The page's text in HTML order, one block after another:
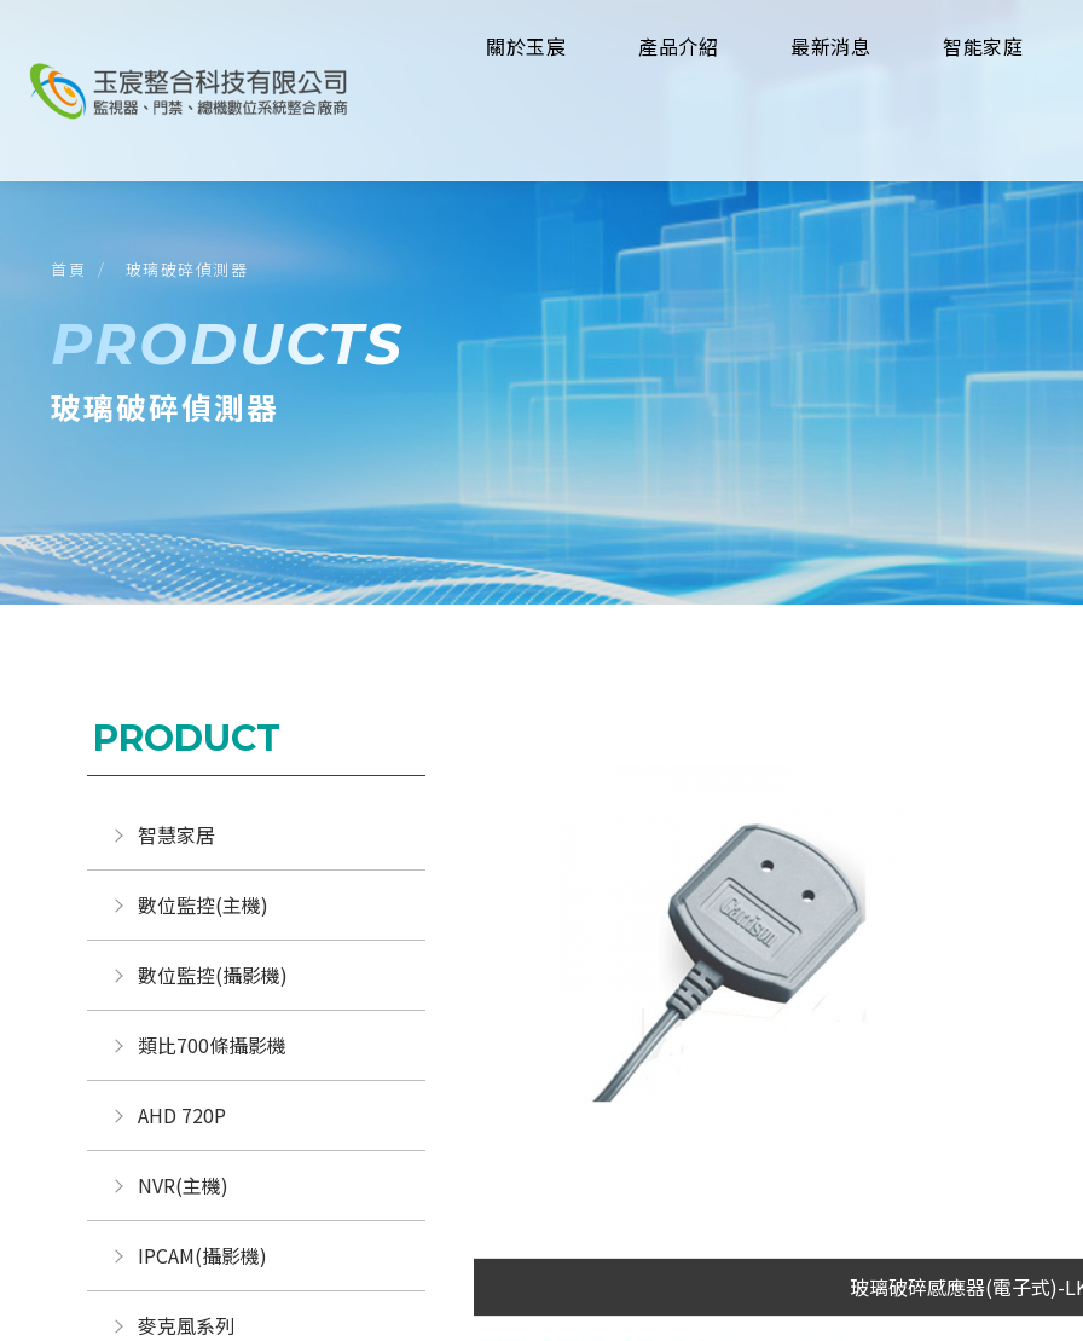
關於玉宸 產品介紹 最新消息 智能家庭
首頁 玻璃破碎偵測器
玻璃破碎偵測器
PRODUCTS
PRODUCT
智慧家居
數位監控(主機)
數位監控(攝影機)
類比700條攝影機
AHD 720P
NVR(主機)
IPCAM(攝影機)
麥克風系列
玻璃破碎感應器(電子式)-